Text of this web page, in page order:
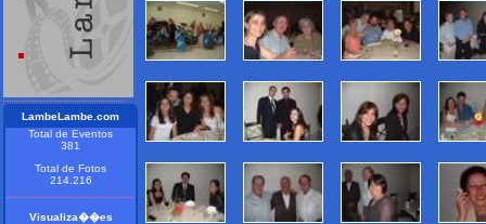
LambeLambe.com
Total de Eventos
381
Total de Fotos
214.216
Visualiza��es